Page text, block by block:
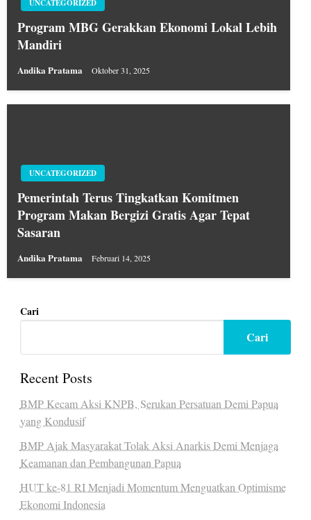
UNCATEGORIZED
Program MBG Gerakkan Ekonomi Lokal Lebih
Mandiri
Andika Pratama Oktober 31, 2025
UNCATEGORIZED
Pemerintah Terus Tingkatkan Komitmen
Program Makan Bergizi Gratis Agar Tepat
Sasaran
Andika Pratama Februari 14, 2025
Cari
Cari
Recent Posts
BMP Kecam Aksi KNPB, Serukan Persatuan Demi Papua
yang Kondusif
BMP Ajak Masyarakat Tolak Aksi Anarkis Demi Menjaga
Keamanan dan Pembangunan Papua
HUT ke-81 RI Menjadi Momentum Menguatkan Optimisme
Ekonomi Indonesia